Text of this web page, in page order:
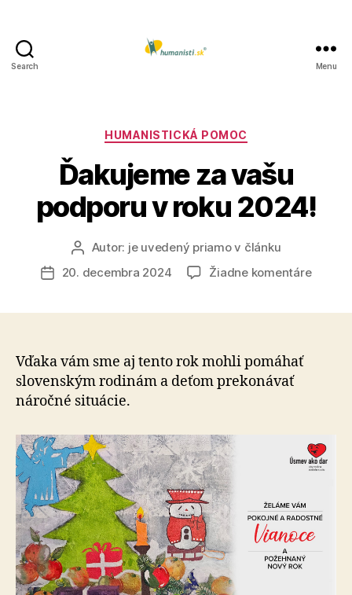
Search Menu
Kategórie
HUMANISTICKÁ POMOC
Ďakujeme za vašu
podporu v roku 2024!
Autor
článku
Autor: je uvedený priamo v článku
Dátum20. decembra 2024 Žiadne komentárena
Vďaka vám sme aj tento rok mohli pomáhať
slovenským rodinám a deťom prekonávať
náročné situácie.